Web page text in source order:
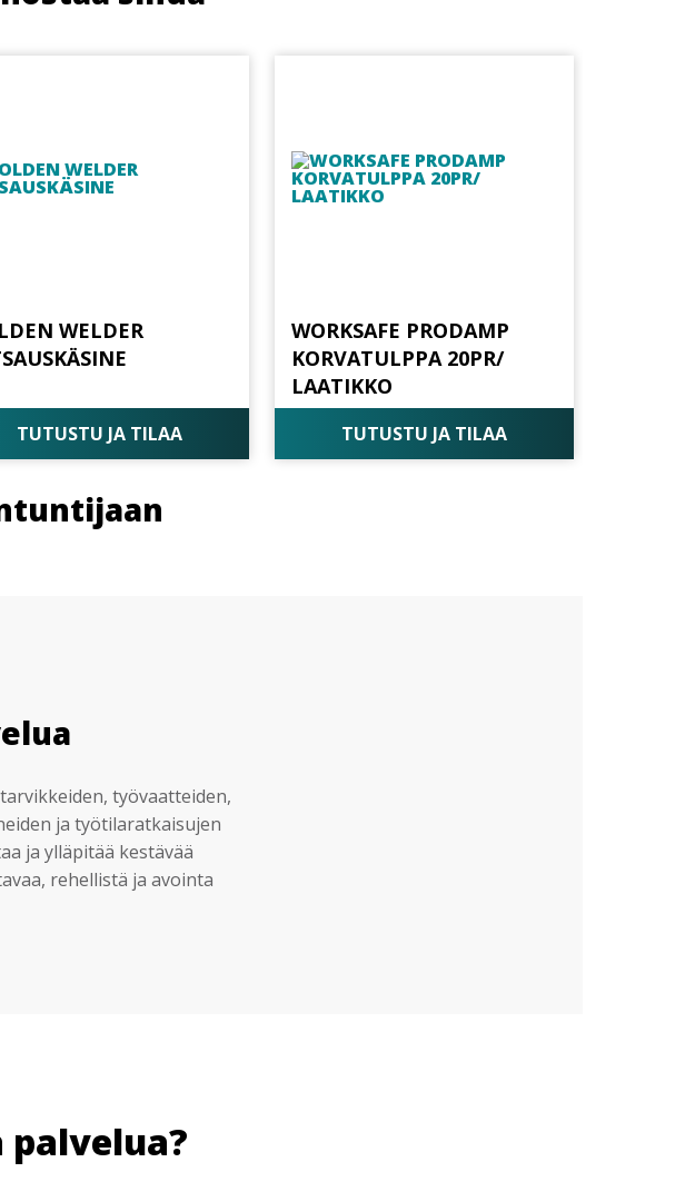
WELDER
TUTUSTU JA TILAA
WORKSAFE PRODAMP
KORVATULPPA 20PR/
LAATIKKO
TUTUSTU JA TILAA
työvaatteiden,
ja työtilaratkaisujen
ja ylläpitää kestävää
rehellistä ja avointa